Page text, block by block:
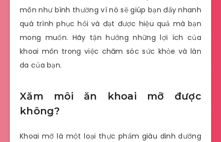
môn như bình thường vì nó sẽ giúp bạn đẩy nhanh
quá trình phục hồi và đạt được hiệu quả mà bạn
mong muốn. Hãy tận hưởng những lợi ích của
khoai môn trong việc chăm sóc sức khỏe và làn
da của bạn.
Xăm môi ăn khoai mỡ được
không?
Khoai mỡ là một loại thực phẩm giàu dinh dưỡng